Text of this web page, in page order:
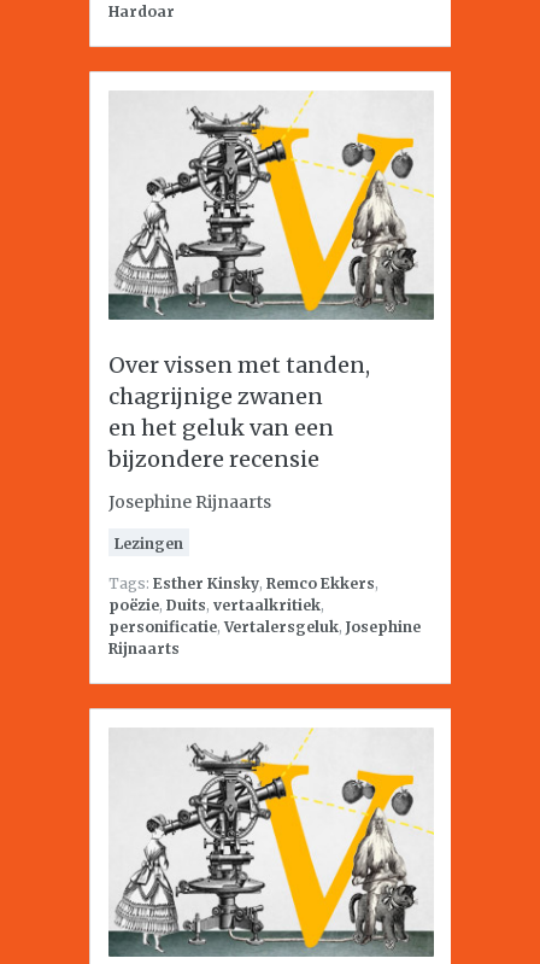
Hardoar
Over vissen met tanden,
chagrijnige zwanen
en het geluk van een
bijzondere recensie
Josephine Rijnaarts
Lezingen
Tags: Esther Kinsky, Remco Ekkers,
poëzie, Duits, vertaalkritiek,
personificatie,Vertalersgeluk, Josephine
Rijnaarts